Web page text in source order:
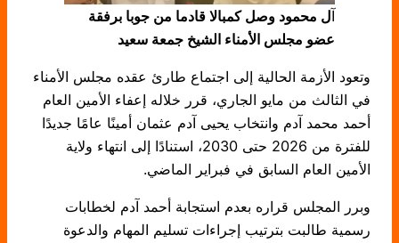
آل محمود وصل كمبالا قادما من جوبا برفقة
عضو مجلس الأمناء الشيخ جمعة سعيد
وتعود الأزمة الحالية إلى اجتماع طارئ عقده مجلس الأمناء
في الثالث من مايو الجاري، قرر خلاله إعفاء الأمين العام
أحمد محمد آدم وانتخاب يحيى آدم عثمان أمينًا عامًا جديدًا
للفترة من 2026 حتى 2030، استنادًا إلى انتهاء ولاية
الأمين العام السابق في فبراير الماضي.
وبرر المجلس قراره بعدم استجابة أحمد آدم لخطابات
رسمية طالبت بترتيب إجراءات تسليم المهام والدعوة